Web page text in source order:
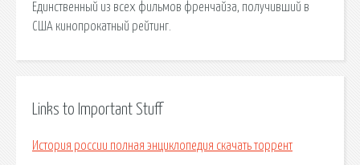
Единственный из всех фильмов френчайза, получивший в
США кинопрокатный рейтинг.
Links to Important Stuff
История россии полная энциклопедия скачать торрент